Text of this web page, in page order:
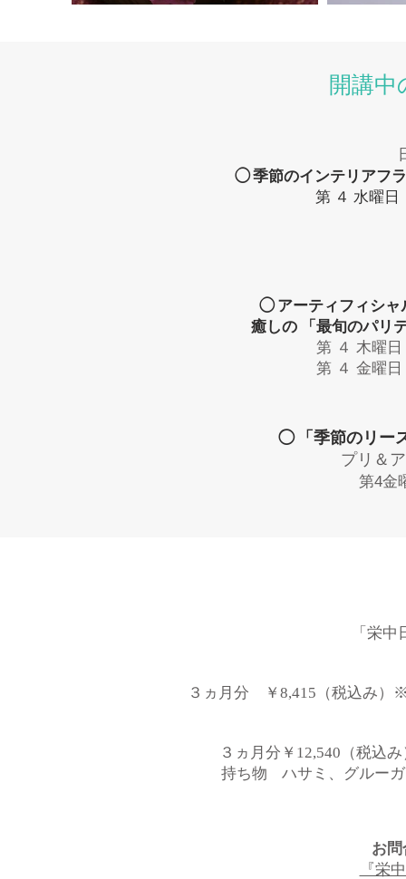
開講中
◯季節のインテリアフ
第 ４ 水曜日
◯アーティフィシ
癒しの 「最旬のパリ
第 ４ 木曜日
第 ４ 金曜日
◯ 「季節のリー
プリ＆
第4金
「栄
３ヵ月分 ￥8,415（税込み）
３ヵ月分￥12,540（税込
持ち物 ハサミ、グルーガ
お
『栄